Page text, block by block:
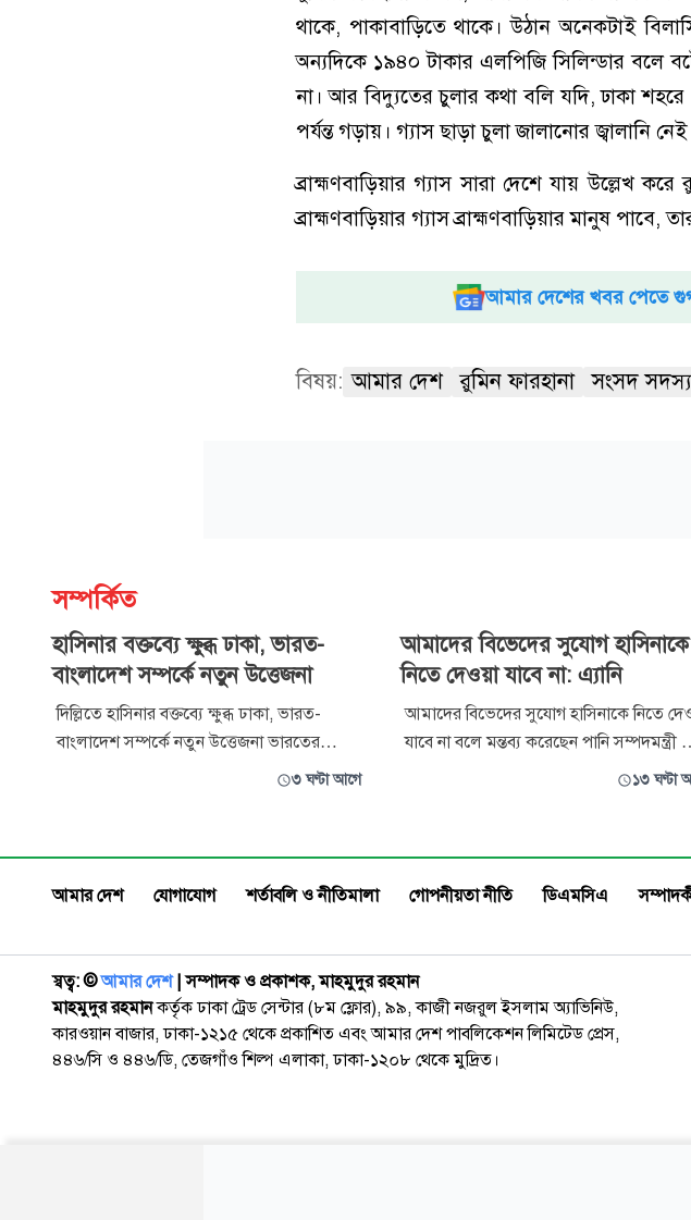
থাকে, পাকাবাড়িতে থাকে। উঠান অনেকটাই
অন্যদিকে ১৯৪০ টাকার এলপিজি সিলিন্ডার বলে
না। আর বিদ্যুতের চুলার কথা বলি যদি, ঢাকা শহরে
পর্যন্ত গড়ায়। গ্যাস ছাড়া চুলা জালানোর জ্বালানি
ব্রাহ্মণবাড়িয়ার গ্যাস সারা দেশে যায় উল্লেখ
ব্রাহ্মণবাড়িয়ার গ্যাস ব্রাহ্মণবাড়িয়ার মানুষ পাবে,
আমার দেশের খবর পেতে
বিষয়: আমার দেশ রুমিন ফারহানা সংসদ সদস্য
সম্পর্কিত
হাসিনার বক্তব্যে ক্ষুব্ধ ঢাকা, ভারত-
বাংলাদেশ সম্পর্কে নতুন উত্তেজনা
দিল্লিতে হাসিনার বক্তব্যে ক্ষুব্ধ ঢাকা, ভারত-
বাংলাদেশ সম্পর্কে নতুন উত্তেজনা ভারতের
রাজধানী নয়াদিল্লিতে সাংবাদিকদের সামনে
উত্তেজনা তৈরি হয়েছে। হাসিনাকে বক্তব্য দেওয়ার
সুযোগ দেওয়ায় তীব্র ক্ষোভ জানি
৩ ঘণ্টা আগে
আমাদের বিভেদের সুযোগ হাসিনাকে
নিতে দেওয়া যাবে না: এ্যানি
আমাদের বিভেদের সুযোগ হাসিনাকে নিতে
যাবে না বলে মন্তব্য করেছেন পানি সম্পদমন্ত্রী
শহীদউদ্দীন চৌধুরী এ্যানি। বৃহস্পতিবার (৬
বিশ্ববিদ্যালয়ে প্রশাসনের উদ্যোগে আয়োজিত
দোয়া ও আলোচনা সভায় প্রধান অতিথির বক্ত
১৩ ঘণ্টা
আমার দেশ যোগাযোগ শর্তাবলি ও নীতিমালা গোপনীয়তা নীতি ডিএমসিএ
স্বত্ব: ©️আমার দেশ| সম্পাদক ও প্রকাশক, মাহমুদুর রহমান
মাহমুদুর রহমানকর্তৃক ঢাকা ট্রেড সেন্টার (৮ম ফ্লোর), ৯৯, কাজী নজরুল ইসলাম অ্যাভিনিউ,
কারওয়ান বাজার, ঢাকা-১২১৫ থেকে প্রকাশিত এবং আমার দেশ পাবলিকেশন লিমিটেড প্রেস,
৪৪৬/সি ও ৪৪৬/ডি, তেজগাঁও শিল্প এলাকা, ঢাকা-১২০৮ থেকে মুদ্রিত।